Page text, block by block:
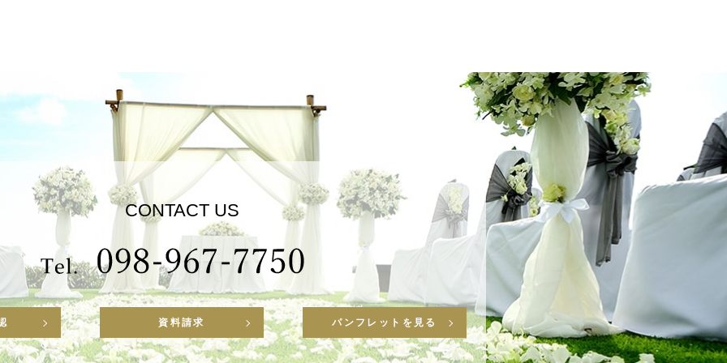
CONTACT US
資料請求 パンフレットを見る